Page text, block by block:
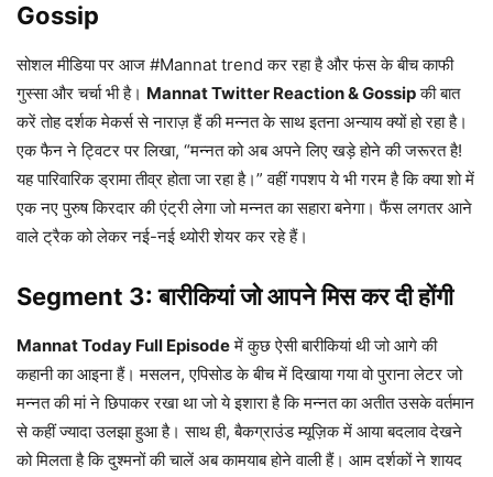
Gossip
सोशल मीडिया पर आज #Mannat trend कर रहा है और फंस के बीच काफी
गुस्सा और चर्चा भी है। Mannat Twitter Reaction & Gossipकी बात
करें तोह दर्शक मेकर्स से नाराज़ हैं की मन्नत के साथ इतना अन्याय क्यों हो रहा है।
एक फैन ने ट्विटर पर लिखा, “मन्नत को अब अपने लिए खड़े होने की जरूरत है!
यह पारिवारिक ड्रामा तीव्र होता जा रहा है।” वहीं गपशप ये भी गरम है कि क्या शो में
एक नए पुरुष किरदार की एंट्री लेगा जो मन्नत का सहारा बनेगा। फैंस लगतर आने
वाले ट्रैक को लेकर नई-नई थ्योरी शेयर कर रहे हैं।
Segment 3: बारीकियां जो आपने मिस कर दी होंगी
Mannat Today Full Episodeमें कुछ ऐसी बारीकियां थी जो आगे की
कहानी का आइना हैं। मसलन, एपिसोड के बीच में दिखाया गया वो पुराना लेटर जो
मन्नत की मां ने छिपाकर रखा था जो ये इशारा है कि मन्नत का अतीत उसके वर्तमान
से कहीं ज्यादा उलझा हुआ है। साथ ही, बैकग्राउंड म्यूज़िक में आया बदलाव देखने
को मिलता है कि दुश्मनों की चालें अब कामयाब होने वाली हैं। आम दर्शकों ने शायद